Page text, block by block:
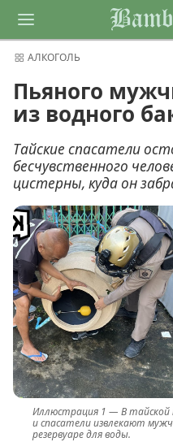
АЛКОГОЛЬ
Пьяного
из водного
Тайские спасатели
бесчувственного
цистерны, куда он
В тайской
и спасатели извлекают
резервуаре для воды.